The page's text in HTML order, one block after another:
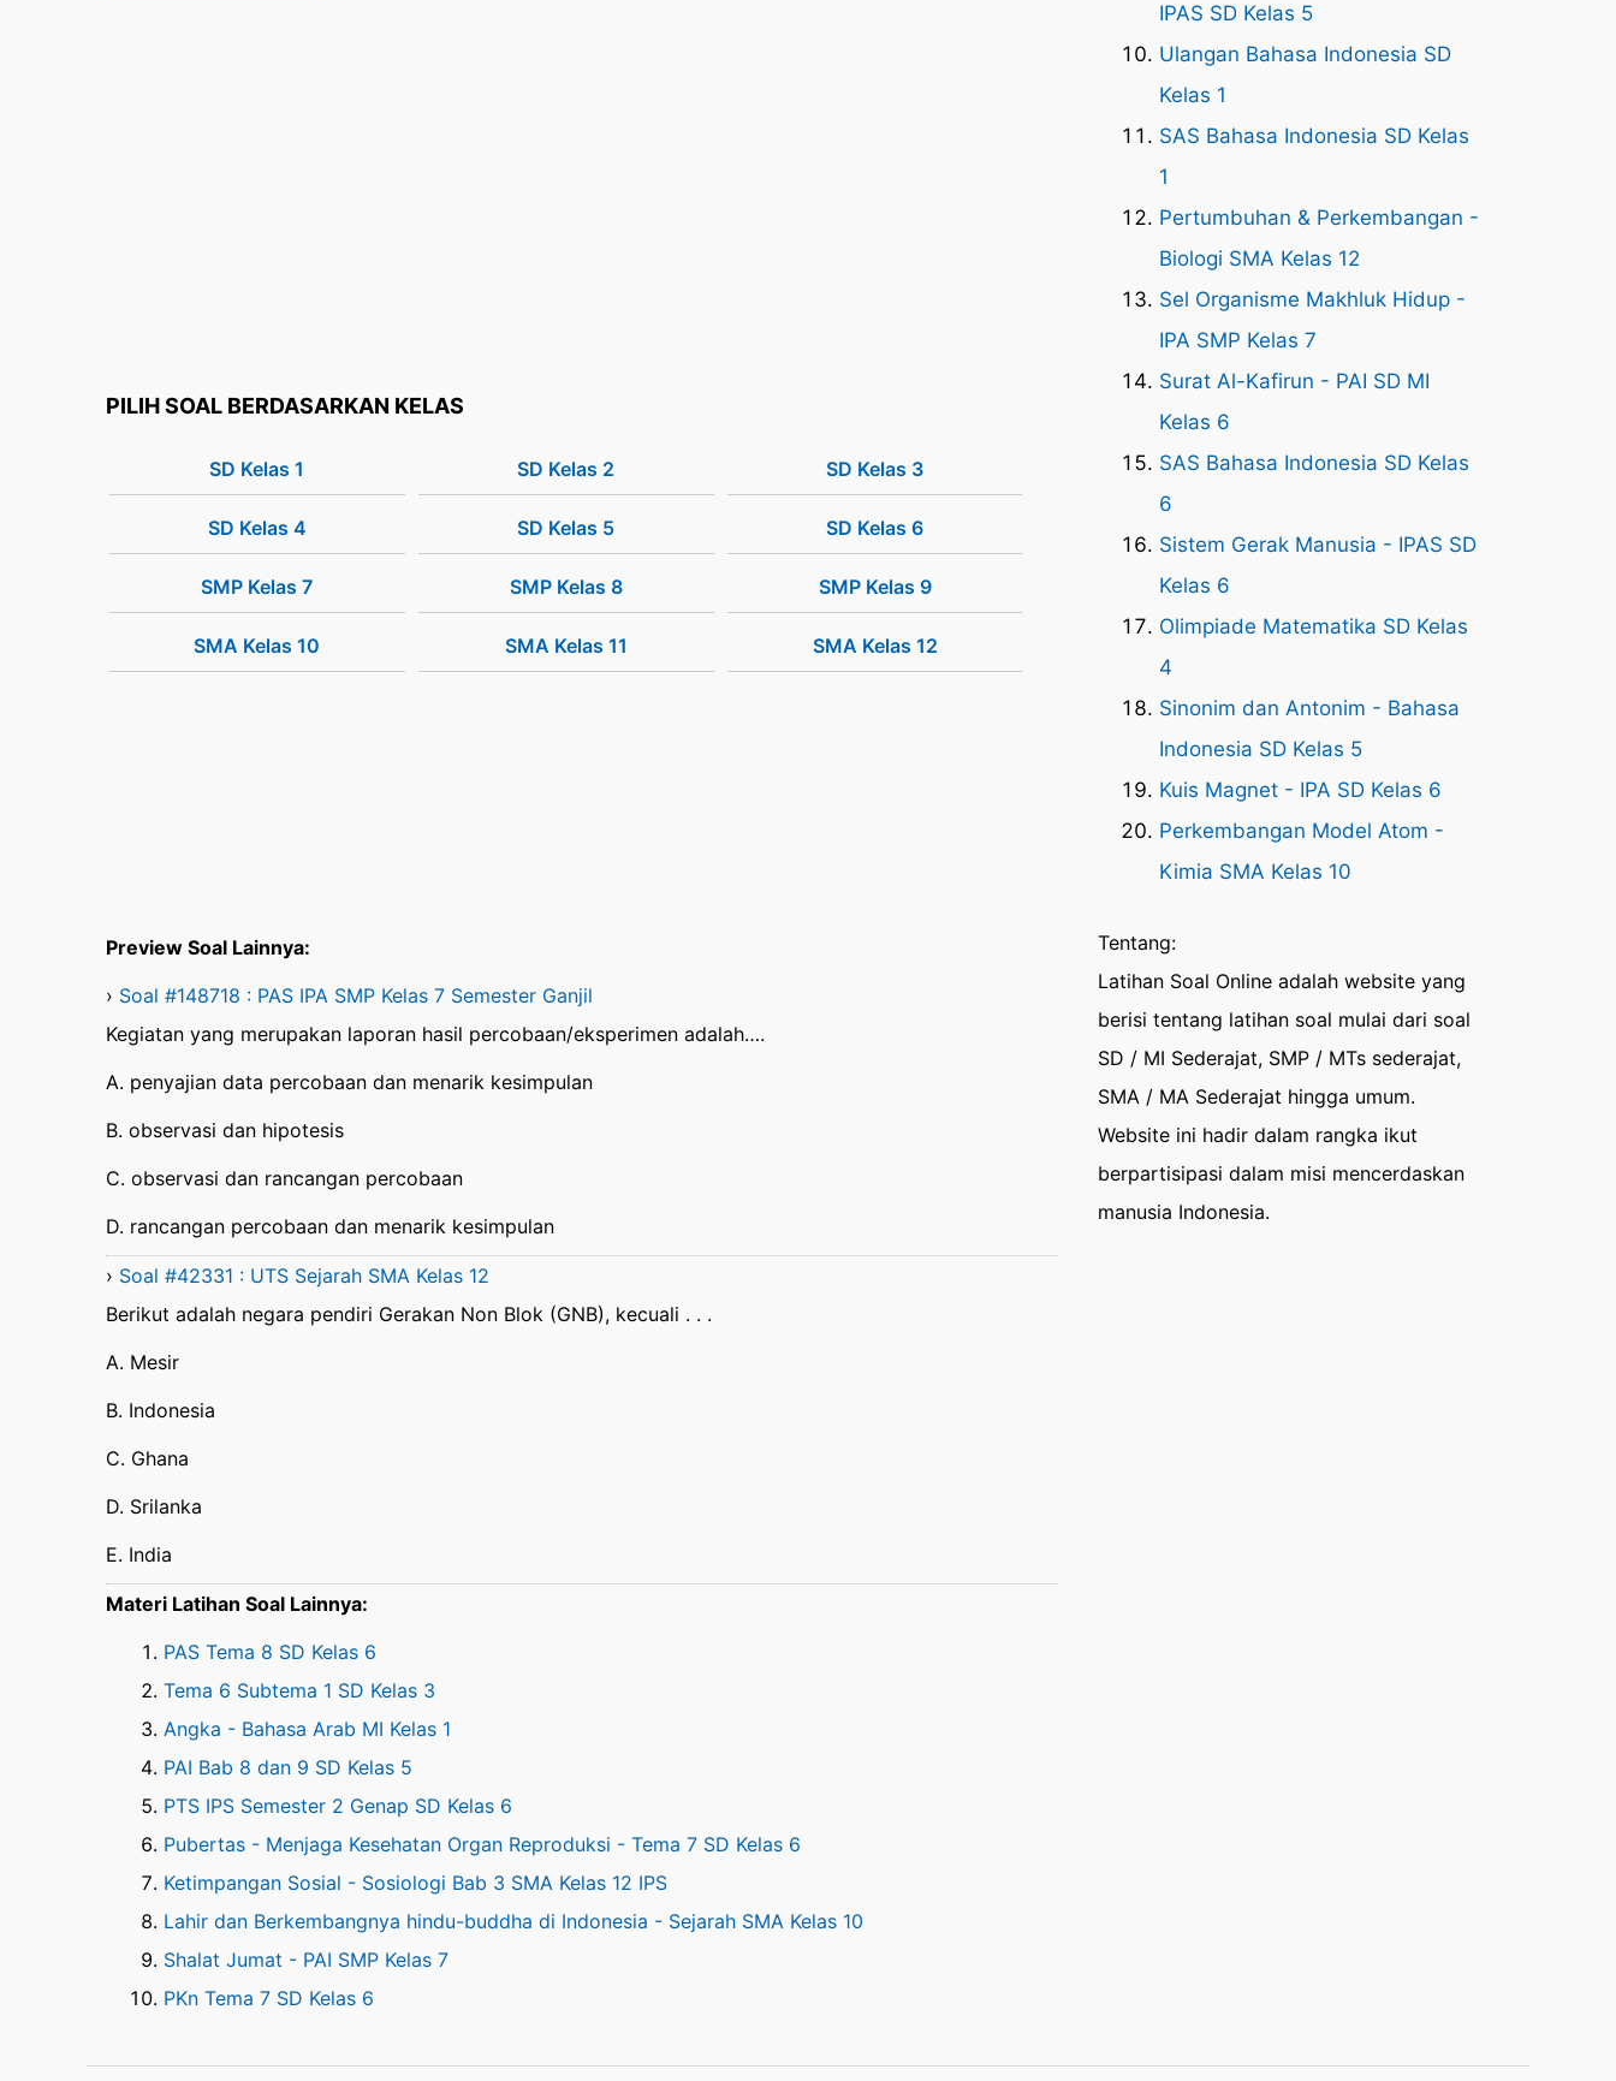
PILIH SOAL BERDASARKAN KELAS
SD Kelas 1 SD Kelas 2 SD Kelas 3
SD Kelas 4 SD Kelas 5 SD Kelas 6
SMP Kelas 7 SMP Kelas 8 SMP Kelas 9
SMA Kelas 10 SMA Kelas 11 SMA Kelas 12
Preview Soal Lainnya:
› Soal #148718 : PAS IPA SMP Kelas 7 Semester Ganjil
Kegiatan yang merupakan laporan hasil percobaan/eksperimen adalah….
A. penyajian data percobaan dan menarik kesimpulan
B. observasi dan hipotesis
C. observasi dan rancangan percobaan
D. rancangan percobaan dan menarik kesimpulan
› Soal #42331 : UTS Sejarah SMA Kelas 12
Berikut adalah negara pendiri Gerakan Non Blok (GNB), kecuali . . .
A. Mesir
B. Indonesia
C. Ghana
D. Srilanka
E. India
Materi Latihan Soal Lainnya:
PAS Tema 8 SD Kelas 6
Tema 6 Subtema 1 SD Kelas 3
Angka - Bahasa Arab MI Kelas 1
PAI Bab 8 dan 9 SD Kelas 5
PTS IPS Semester 2 Genap SD Kelas 6
Pubertas - Menjaga Kesehatan Organ Reproduksi - Tema 7 SD Kelas 6
Ketimpangan Sosial - Sosiologi Bab 3 SMA Kelas 12 IPS
Lahir dan Berkembangnya hindu-buddha di Indonesia - Sejarah SMA Kelas 10
Shalat Jumat - PAI SMP Kelas 7
PKn Tema 7 SD Kelas 6
IPAS SD Kelas 5
Ulangan Bahasa Indonesia SD
Kelas 1
SAS Bahasa Indonesia SD Kelas
1
Pertumbuhan & Perkembangan -
Biologi SMA Kelas 12
Sel Organisme Makhluk Hidup -
IPA SMP Kelas 7
Surat Al-Kafirun - PAI SD MI
Kelas 6
SAS Bahasa Indonesia SD Kelas
6
Sistem Gerak Manusia - IPAS SD
Kelas 6
Olimpiade Matematika SD Kelas
4
Sinonim dan Antonim - Bahasa
Indonesia SD Kelas 5
Kuis Magnet - IPA SD Kelas 6
Perkembangan Model Atom -
Kimia SMA Kelas 10
Tentang:
Latihan Soal Online adalah website yang
berisi tentang latihan soal mulai dari soal
SD / MI Sederajat, SMP / MTs sederajat,
SMA / MA Sederajat hingga umum.
Website ini hadir dalam rangka ikut
berpartisipasi dalam misi mencerdaskan
manusia Indonesia.